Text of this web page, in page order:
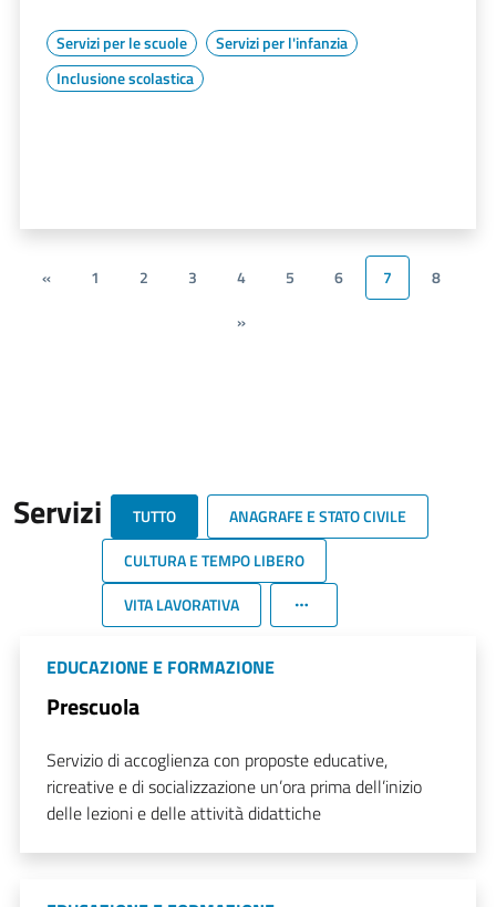
Servizi per le scuole
Servizi per l'infanzia
Inclusione scolastica
« 1 2 3 4 5 6 7
8
»
Servizi TUTTO
ANAGRAFE E STATO CIVILE
CULTURA E TEMPO LIBERO
VITA LAVORATIVA
EDUCAZIONE E FORMAZIONE
Prescuola
Servizio di accoglienza con proposte educative,
ricreative e di socializzazione un’ora prima dell’inizio
delle lezioni e delle attività didattiche